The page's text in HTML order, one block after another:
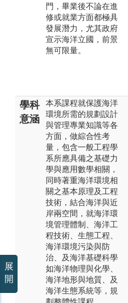
門，畢業後不論在進
修或就業方面都極具
發展潛力，尤其政府
宣示海洋立國，前景
無可限量。
學科
意涵
本系課程就保護海洋
環境所需的規劃設計
與管理專業知識等各
方面，做綜合性考
量，包含一般工程學
系所應具備之基礎力
學與應用數學相關，
同時著重海洋環境相
關之基本原理及工程
技術，結合海洋與近
岸兩空間，就海洋環
境管理體制、海洋工
程技術、生態工程、
海洋環境污染與防
治、及海洋基礎科學
如海洋物理與化學、
海洋地形與地質、及
海洋生態系統等，規
展
開